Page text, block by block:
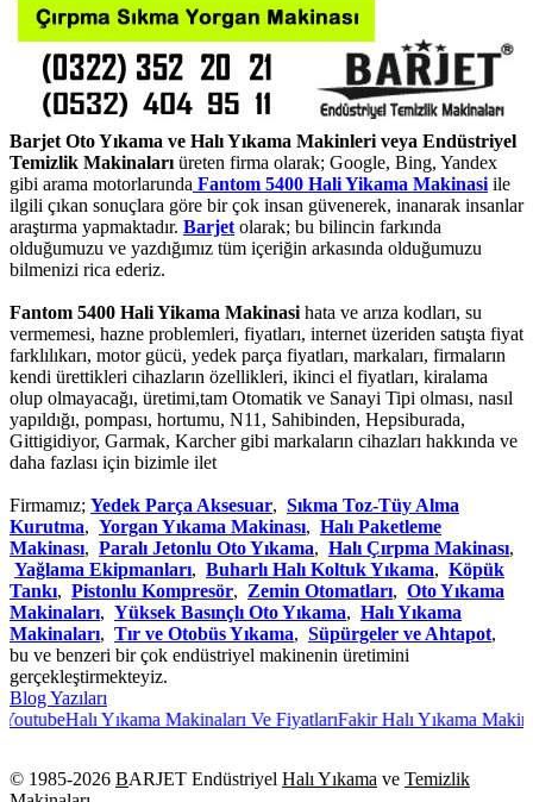
Barjet Oto Yıkama ve Halı Yıkama Makinleri veya Endüstriyel
Temizlik Makinalarıüreten firma olarak; Google, Bing, Yandex
gibi arama motorlarunda Fantom 5400 Hali Yikama Makinasiile
ilgili çıkan sonuçlara göre bir çok insan güvenerek, inanarak insanlar
araştırma yapmaktadır. Barjetolarak; bu bilincin farkında
olduğumuzu ve yazdığımız tüm içeriğin arkasında olduğumuzu
bilmenizi rica ederiz.
Fantom 5400 Hali Yikama Makinasihata ve arıza kodları, su
vermemesi, hazne problemleri, fiyatları, internet üzeriden satışta fiyat
farklılıkarı, motor gücü, yedek parça fiyatları, markaları, firmaların
kendi ürettikleri cihazların özellikleri, ikinci el fiyatları, kiralama
olup olmayacağı, üretimi,tam Otomatik ve Sanayi Tipi olması, nasıl
yapıldığı, pompası, hortumu, N11, Sahibinden, Hepsiburada,
Gittigidiyor, Garmak, Karcher gibi markaların cihazları hakkında ve
daha fazlası için bizimle ilet
Firmamız; Yedek Parça Aksesuar, Sıkma Toz-Tüy Alma
Kurutma, Yorgan Yıkama Makinası, Halı Paketleme
Makinası, Paralı Jetonlu Oto Yıkama, Halı Çırpma Makinası,
Yağlama Ekipmanları, Buharlı Halı Koltuk Yıkama, Köpük
Tankı, Pistonlu Kompresör, Zemin Otomatları, Oto Yıkama
Makinaları, Yüksek Basınçlı Oto Yıkama, Halı Yıkama
Makinaları, Tır ve Otobüs Yıkama, Süpürgeler ve Ahtapot,
bu ve benzeri bir çok endüstriyel makinenin üretimini
gerçekleştirmekteyiz.
Blog Yazıları
Halı Yıkama Makinaları Ve FiyatlarıFakir Halı Yıkama
© 1985-2026 BARJET Endüstriyel Halı Yıkama ve Temizlik